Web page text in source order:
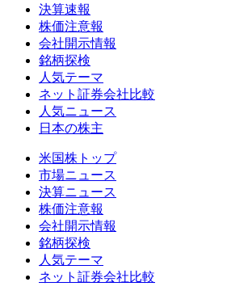
決算速報
株価注意報
会社開示情報
銘柄探検
人気テーマ
ネット証券会社比較
人気ニュース
日本の株主
米国株トップ
市場ニュース
決算ニュース
株価注意報
会社開示情報
銘柄探検
人気テーマ
ネット証券会社比較